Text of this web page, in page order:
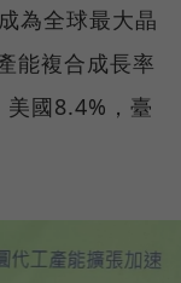
為全球最大晶
能複合成長率
國8.4%，臺